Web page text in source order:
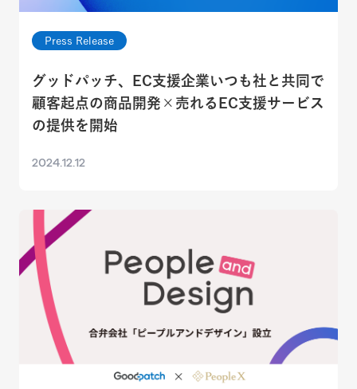
Press Release
グッドパッチ、EC支援企業いつも社と共同で
顧客起点の商品開発×売れるEC支援サービス
の提供を開始
2024.12.12